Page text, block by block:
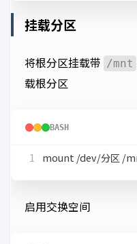
挂载分区
将根分区挂载带 /mnt
载根分区
BASH
启用交换空间